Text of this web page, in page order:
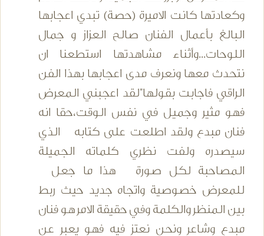
وكعادتها كانت الاميرة (حصة) تبدي اعجابها
البالغ بأعمال الفنان صالح العزاز و جمال
اللوحات...وأثناء مشاهدتها استطعنا ان
نتحدث معها ونعرف مدى اعجابها بهذا الفن
الراقي فاجابت بقولها"لقد اعجبني المعرض
فهو مثير وجميل في نفس الوقت،حقا انه
فنان مبدع ولقد اطلعت على كتابه الذي
سيصدره ولفت نظري كلماته الجميلة
المصاحبة لكل صورة هذا ما جعل
للمعرض خصوصية واتجاه جديد حيث ربط
بين المنظر والكلمة وفي حقيقة الامر هو فنان
مبدع وشاعر ونحن نعتز فيه فهو يعبر عن